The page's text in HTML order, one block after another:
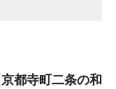
都寺町二条の和